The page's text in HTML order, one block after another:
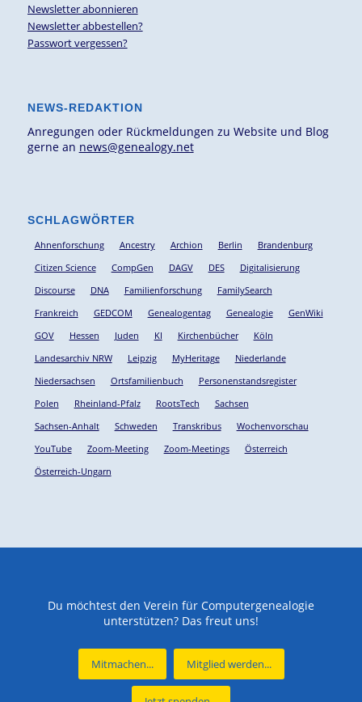
Newsletter abonnieren
Newsletter abbestellen?
Passwort vergessen?
NEWS-REDAKTION
Anregungen oder Rückmeldungen zu Website und Blog
gerne an news@genealogy.net
SCHLAGWÖRTER
Ahnenforschung Ancestry Archion Berlin
Brandenburg
Citizen Science
CompGen DAGV DES
Digitalisierung
Discourse
DNA Familienforschung
FamilySearch
Frankreich
GEDCOM Genealogentag Genealogie
GenWiki
GOV
Hessen Juden KI Kirchenbücher
Köln
Landesarchiv NRW
Leipzig MyHeritage
Niederlande
Niedersachsen
Ortsfamilienbuch
Personenstandsregister
Polen
Rheinland-Pfalz RootsTech
Sachsen
Sachsen-Anhalt
Schweden Transkribus
Wochenvorschau
YouTube
Zoom-Meeting Zoom-Meetings
Österreich
Österreich-Ungarn
Du möchtest den Verein für Computergenealogie
unterstützen? Das freut uns!
Mitmachen... Mitglied werden...